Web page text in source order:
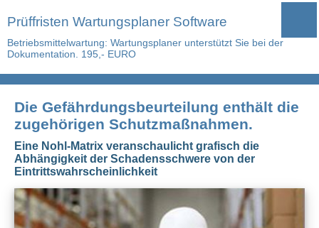
Prüffristen Wartungsplaner Software
Betriebsmittelwartung: Wartungsplaner unterstützt Sie bei der
Dokumentation. 195,- EURO
Die Gefährdungsbeurteilung enthält die
zugehörigen Schutzmaßnahmen.
Eine Nohl-Matrix veranschaulicht grafisch die
Abhängigkeit der Schadensschwere von der
Eintrittswahrscheinlichkeit